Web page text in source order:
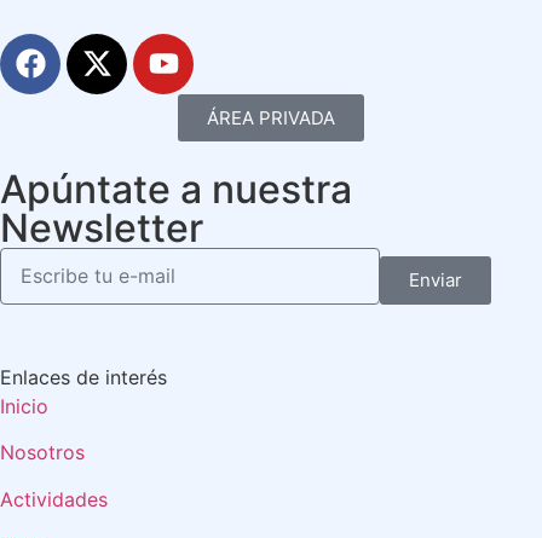
ÁREA PRIVADA
Apúntate a nuestra
Newsletter
Enviar
Enlaces de interés
Inicio
Nosotros
Actividades